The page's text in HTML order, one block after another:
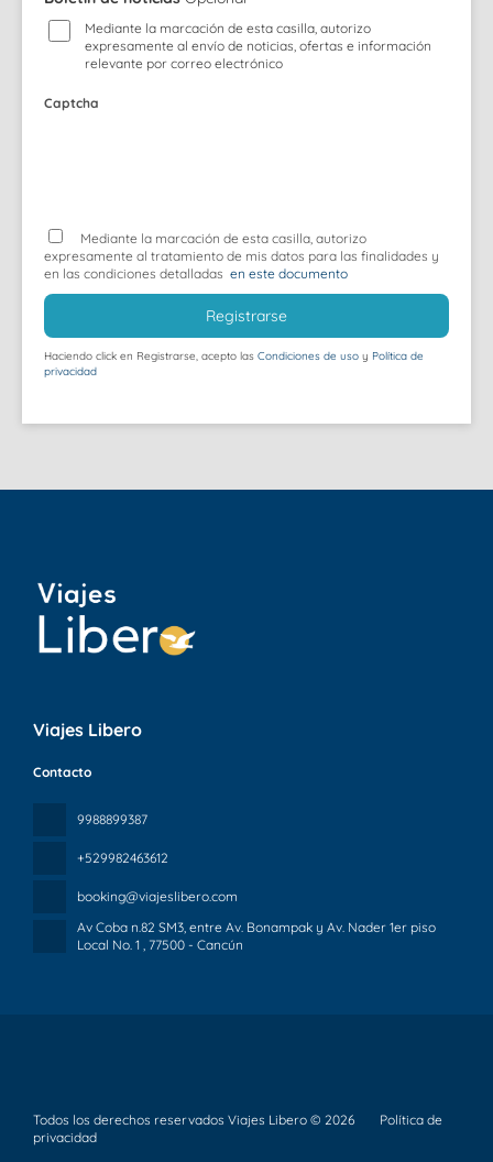
Mediante la marcación de esta casilla, autorizo
expresamente al envío de noticias, ofertas e información
relevante por correo electrónico
Captcha
Mediante la marcación de esta casilla, autorizo
expresamente al tratamiento de mis datos para las finalidades y
en las condiciones detalladas en este documento
Registrarse
Haciendo click en Registrarse, acepto las Condiciones de uso y Política de
privacidad
Viajes Libero
Contacto
9988899387
+529982463612
booking@viajeslibero.com
Av Coba n.82 SM3, entre Av. Bonampak y Av. Nader 1er piso
Local No. 1 , 77500 - Cancún
Todos los derechos reservados Viajes Libero © 2026
Política de
privacidad